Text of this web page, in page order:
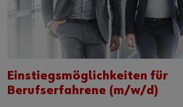
Einstiegsmöglichkeiten für
Berufserfahrene (m/w/d)